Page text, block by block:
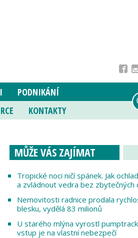
PODNIKÁNÍ
KONTAKTY
MŮŽE VÁS ZAJÍMAT
Tropické noci ničí spánek. Jak
a zvládnout vedra bez zbytečných
Nemovitosti radnice prodala
blesku, vydělá 83 milionů
U starého mlýna vyrostl
vstup je na vlastní nebezpečí